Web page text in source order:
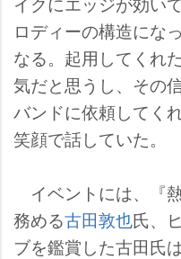
ロディーの構造にな
なる。起用してくれ
気だと思うし、その
バンドに依頼してく
笑顔で話していた。
イベントには、『
務める古田敦也氏、
ブを鑑賞した古田氏